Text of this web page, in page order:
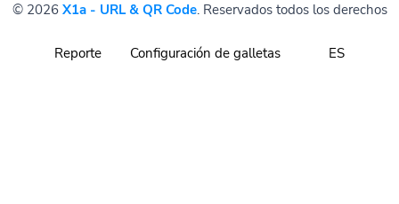
© 2026 X1a - URL & QR Code. Reservados todos los derechos
Reporte Configuración de galletas ES